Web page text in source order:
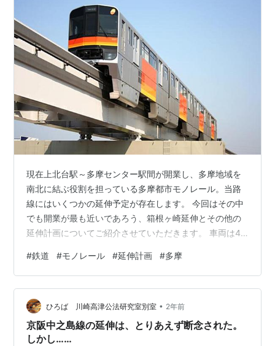
現在上北台駅～多摩センター駅間が開業し、多摩地域を
南北に結ぶ役割を担っている多摩都市モノレール。当路
線にはいくつかの延伸予定が存在します。 今回はその中
でも開業が最も近いであろう、箱根ヶ崎延伸とその他の
延伸計画についてご紹介させていただきます。 車両は4
市モノレールの歴史 多摩都市モノレールは多摩地域の南
北輸送を目的とした路線であり、南端の多摩センター駅
(東京都多摩市)と北端の上北台駅(東京都東大和市)間が運
行されています。 また多摩都市モノレールは東京都や沿
線自治体、沿線鉄道事業者を中心に出資、設立された第
三セクター路線の一つです。 19…
#鉄道 #モノレール #延伸計画 #多摩
ひろば 川崎高津公法研究室別室 • 2年前
京阪中之島線の延伸は、とりあえず断念された。
しかし……